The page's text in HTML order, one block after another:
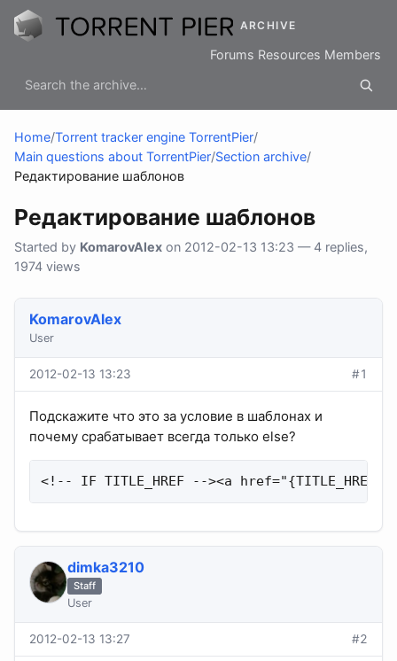
ARCHIVE
Forums Resources Members
Home/Torrent tracker engine TorrentPier/
Main questions about TorrentPier/Section archive/
Редактирование шаблонов
Редактирование шаблонов
Started by KomarovAlex on 2012-02-13 13:23 — 4 replies,
1974 views
KomarovAlex
User
2012-02-13 13:23 #1
Подскажите что это за условие в шаблонах и
почему срабатывает всегда только else?
<!-- IF TITLE_HREF --><a
dimka3210
Staff
User
2012-02-13 13:27 #2